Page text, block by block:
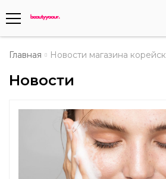
Телефоны
+375 (29) 8405655
+375 (29) 5487677
Контактный номер для обращения
Главная Новости магазина
Новости